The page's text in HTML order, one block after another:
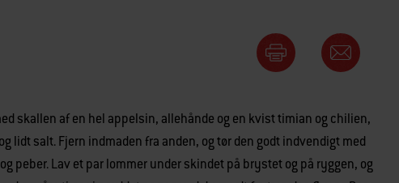
skallen af en hel appelsin, allehånde og en kvist timian og chilien,
lidt salt. Fjern indmaden fra anden, og tør den godt indvendigt med
peber. Lav et par lommer under skindet på brystet og på ryggen, og